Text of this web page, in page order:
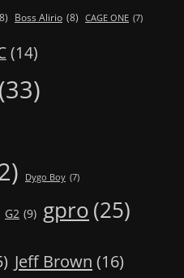
Boss Alirio (8) CAGE ONE (7)
(14)
(33)
Dygo Boy (7)
G2 (9) gpro(25)
Jeff Brown (16)